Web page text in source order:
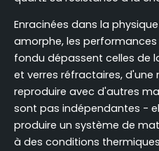
Enracinées dans la
amorphe, les
fondu dépassent celles de
et verres réfractaires,
reproduire avec d'autres
sont pas indépendantes -
produire un système de
à des conditions